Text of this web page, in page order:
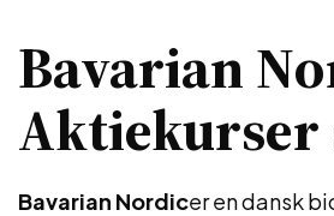
Bavarian
Aktiekurser
Bavarian Nordicer en dansk